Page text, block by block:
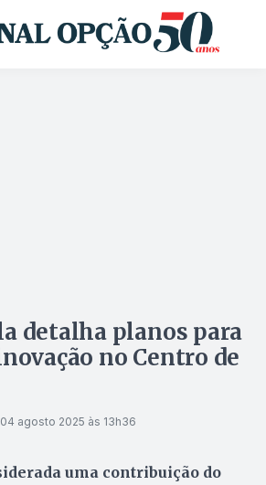
detalha planos para
no Centro de
04 agosto 2025 às 13h36
uma contribuição do